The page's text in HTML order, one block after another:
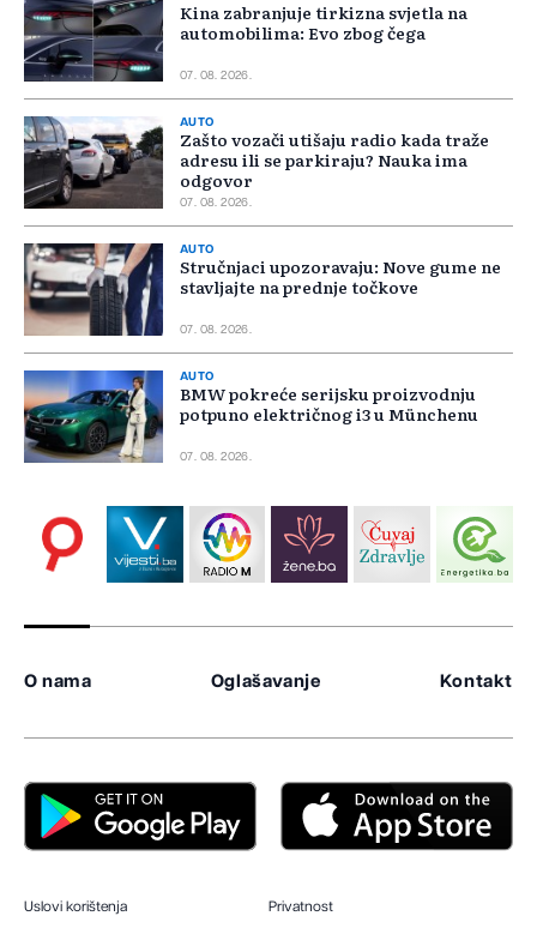
Kina zabranjuje tirkizna svjetla na
automobilima: Evo zbog čega
07. 08. 2026.
AUTO
Zašto vozači utišaju radio kada traže
adresu ili se parkiraju? Nauka ima
odgovor
07. 08. 2026.
AUTO
Stručnjaci upozoravaju: Nove gume ne
stavljajte na prednje točkove
07. 08. 2026.
AUTO
BMW pokreće serijsku proizvodnju
potpuno električnog i3 u Münchenu
07. 08. 2026.
O nama Oglašavanje Kontakt
Uslovi korištenja Privatnost